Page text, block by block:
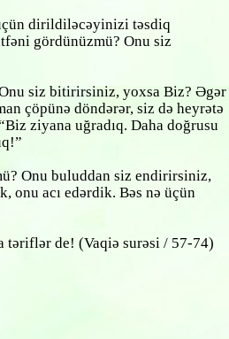
dirildiləcəyinizi təsdiq
gördünüzmü? Onu siz
siz bitirirsiniz, yoxsa Biz? Əgər
çöpünə döndərər, siz də heyrətə
ziyana uğradıq. Daha doğrusu
Onu buluddan siz endirirsiniz,
onu acı edərdik. Bəs nə üçün
təriflər de! (Vaqiə surəsi / 57-74)